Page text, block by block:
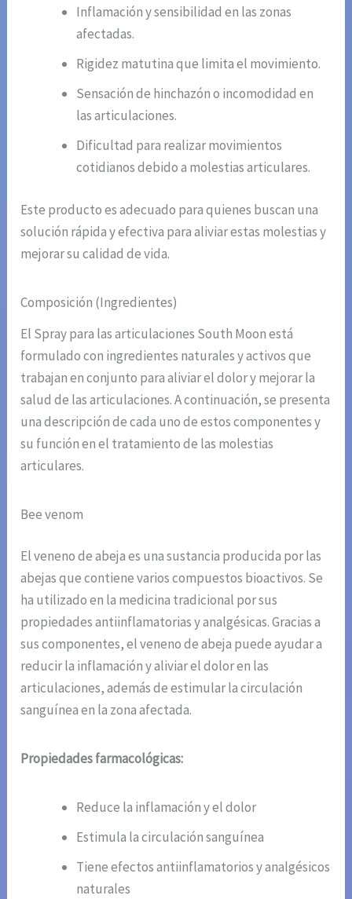
Inflamación y sensibilidad en las zonas
afectadas.
Rigidez matutina que limita el movimiento.
Sensación de hinchazón o incomodidad en
las articulaciones.
Dificultad para realizar movimientos
cotidianos debido a molestias articulares.
Este producto es adecuado para quienes buscan una
solución rápida y efectiva para aliviar estas molestias y
mejorar su calidad de vida.
Composición (Ingredientes)
El Spray para las articulaciones South Moon está
formulado con ingredientes naturales y activos que
trabajan en conjunto para aliviar el dolor y mejorar la
salud de las articulaciones. A continuación, se presenta
una descripción de cada uno de estos componentes y
su función en el tratamiento de las molestias
articulares.
Bee venom
El veneno de abeja es una sustancia producida por las
abejas que contiene varios compuestos bioactivos. Se
ha utilizado en la medicina tradicional por sus
propiedades antiinflamatorias y analgésicas. Gracias a
sus componentes, el veneno de abeja puede ayudar a
reducir la inflamación y aliviar el dolor en las
articulaciones, además de estimular la circulación
sanguínea en la zona afectada.
Propiedades farmacológicas:
Reduce la inflamación y el dolor
Estimula la circulación sanguínea
Tiene efectos antiinflamatorios y analgésicos
naturales